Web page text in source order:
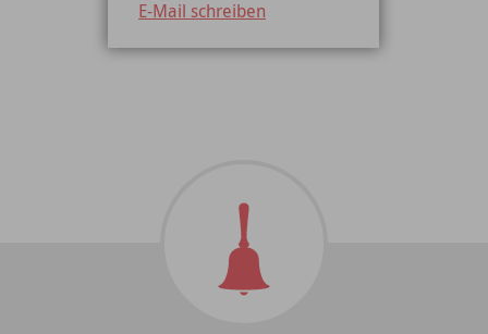
E-Mail schreiben